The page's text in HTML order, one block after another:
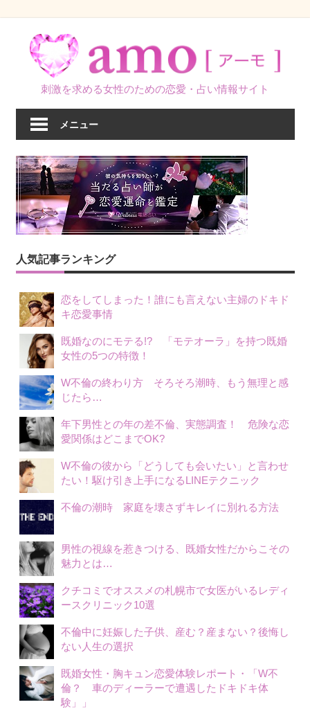
刺激を求める女性のための恋愛・占い情報サイト
メニュー
人気記事ランキング
恋をしてしまった！誰にも言えない主婦のドキド
キ恋愛事情
既婚なのにモテる!? 「モテオーラ」を持つ既婚
女性の5つの特徴！
W不倫の終わり方 そろそろ潮時、もう無理と感
じたら…
年下男性との年の差不倫、実態調査！ 危険な恋
愛関係はどこまでOK?
W不倫の彼から「どうしても会いたい」と言わせ
たい！駆け引き上手になるLINEテクニック
不倫の潮時 家庭を壊さずキレイに別れる方法
男性の視線を惹きつける、既婚女性だからこその
魅力とは…
クチコミでオススメの札幌市で女医がいるレディ
ースクリニック10選
不倫中に妊娠した子供、産む？産まない？後悔し
ない人生の選択
既婚女性・胸キュン恋愛体験レポート・「W不
倫？ 車のディーラーで遭遇したドキドキ体
験」」